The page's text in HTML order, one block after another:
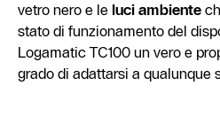
vetro nero e le luci ambiente
stato di funzionamento del
Logamatic TC100 un vero e
grado di adattarsi a qualunque